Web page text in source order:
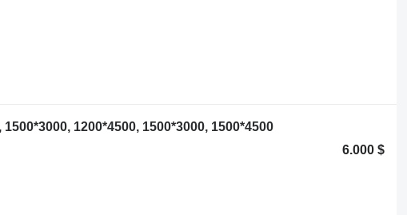
1200*4500, 1500*3000, 1500*4500
6.000 $